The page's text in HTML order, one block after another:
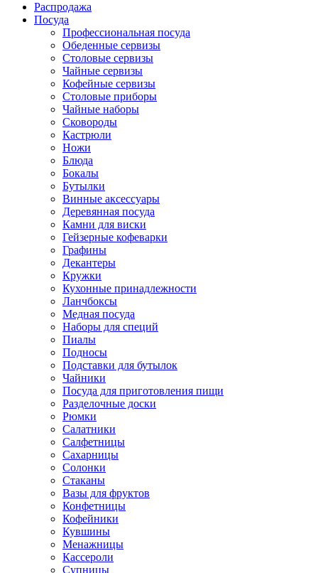
Распродажа
Посуда
Профессиональная посуда
Обеденные сервизы
Столовые сервизы
Чайные сервизы
Кофейные сервизы
Столовые приборы
Чайные наборы
Сковороды
Кастрюли
Ножи
Блюда
Бокалы
Бутылки
Винные аксессуары
Деревянная посуда
Камни для виски
Гейзерные кофеварки
Графины
Декантеры
Кружки
Кухонные принадлежности
Ланчбоксы
Медная посуда
Наборы для специй
Пиалы
Подносы
Подставки для бутылок
Чайники
Посуда для приготовления пищи
Разделочные доски
Рюмки
Салатники
Салфетницы
Сахарницы
Солонки
Стаканы
Вазы для фруктов
Конфетницы
Кофейники
Кувшины
Менажницы
Кассероли
Супницы